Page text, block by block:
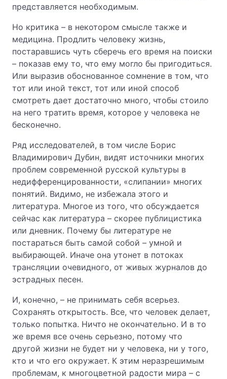
представляется необходимым.
Но критика – в некотором смысле также и
медицина. Продлить человеку жизнь,
постаравшись чуть сберечь его время на поиски
– показав ему то, что ему могло бы пригодиться.
Или выразив обоснованное сомнение в том, что
тот или иной текст, тот или иной способ
смотреть дает достаточно много, чтобы стоило
на него тратить время, которое у человека не
бесконечно.
Ряд исследователей, в том числе Борис
Владимирович Дубин, видят источники многих
проблем современной русской культуры в
недифференцированности, «слипании» многих
понятий. Видимо, не избежала этого и
литература. Многое из того, что обсуждается
сейчас как литература – скорее публицистика
или дневник. Почему бы литературе не
постараться быть самой собой – умной и
выбирающей. Иначе она утонет в потоках
трансляции очевидного, от живых журналов до
эстрадных песен.
И, конечно, – не принимать себя всерьез.
Сохранять открытость. Все, что человек делает,
только попытка. Ничто не окончательно. И в то
же время все очень серьезно, потому что
другой жизни не будет ни у человека, ни у того,
кто и что его окружает. К этим неразрешимым
проблемам, к многоцветной радости мира – с